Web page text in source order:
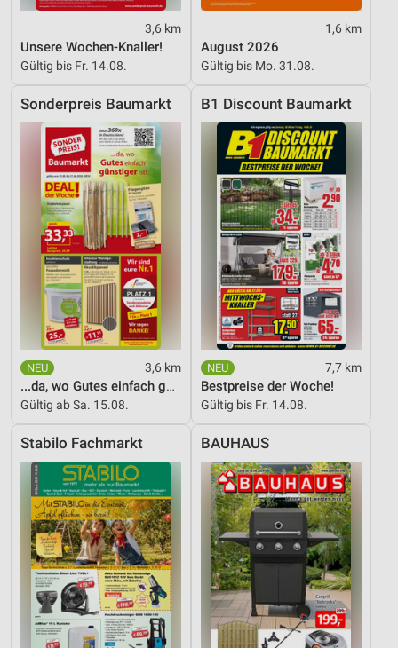
3,6 km
Unsere Wochen-Knaller!
Gültig bis Fr. 14.08.
1,6 km
August 2026
Gültig bis Mo. 31.08.
Sonderpreis Baumarkt
3,6 km
...da, wo Gutes einfach günstiger ist!
Gültig ab Sa. 15.08.
B1 Discount Baumarkt
7,7 km
Bestpreise der Woche!
Gültig bis Fr. 14.08.
Stabilo Fachmarkt BAUHAUS